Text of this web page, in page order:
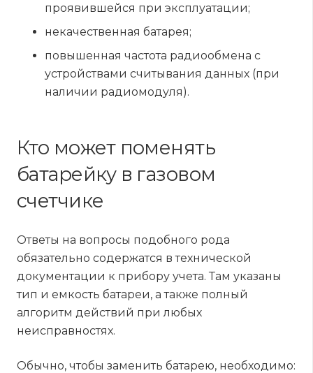
проявившейся при эксплуатации;
некачественная батарея;
повышенная частота радиообмена с
устройствами считывания данных (при
наличии радиомодуля).
Кто может поменять
батарейку в газовом
счетчике
Ответы на вопросы подобного рода
обязательно содержатся в технической
документации к прибору учета. Там указаны
тип и емкость батареи, а также полный
алгоритм действий при любых
неисправностях.
Обычно, чтобы заменить батарею, необходимо: